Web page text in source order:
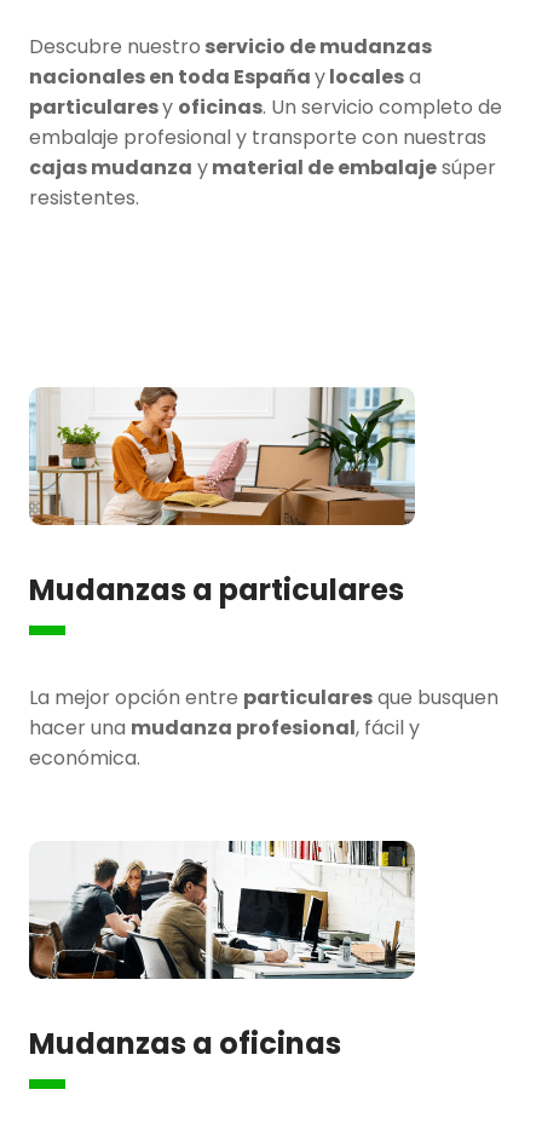
Descubre nuestro servicio de mudanzas
nacionales en toda Españaylocalesa
particularesy oficinas. Un servicio completo de
embalaje profesional y transporte con nuestras
cajas mudanza ymaterial de embalajesúper
resistentes.
Mudanzas a particulares
La mejor opción entre particularesque busquen
hacer una mudanza profesional, fácil y
económica.
Mudanzas a oficinas